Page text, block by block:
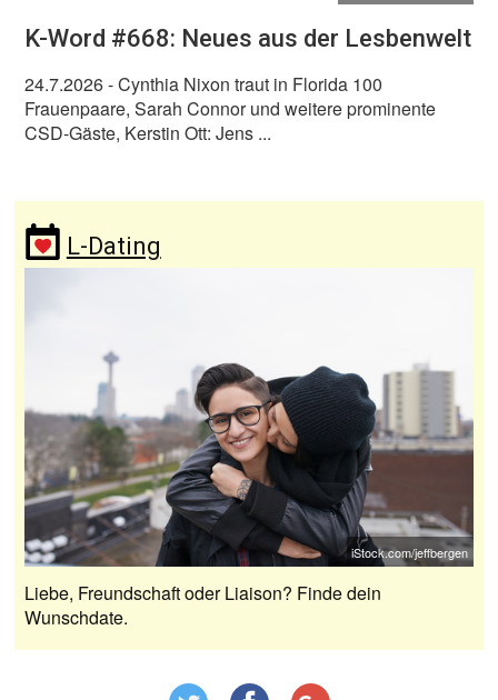
K-Word #668: Neues aus der Lesbenwelt
24.7.2026- Cynthia Nixon traut in Florida 100
Frauenpaare, Sarah Connor und weitere prominente
CSD-Gäste, Kerstin Ott: Jens ...
L-Dating
iStock.com/jeffbergen
Liebe, Freundschaft oder Liaison? Finde dein
Wunschdate.